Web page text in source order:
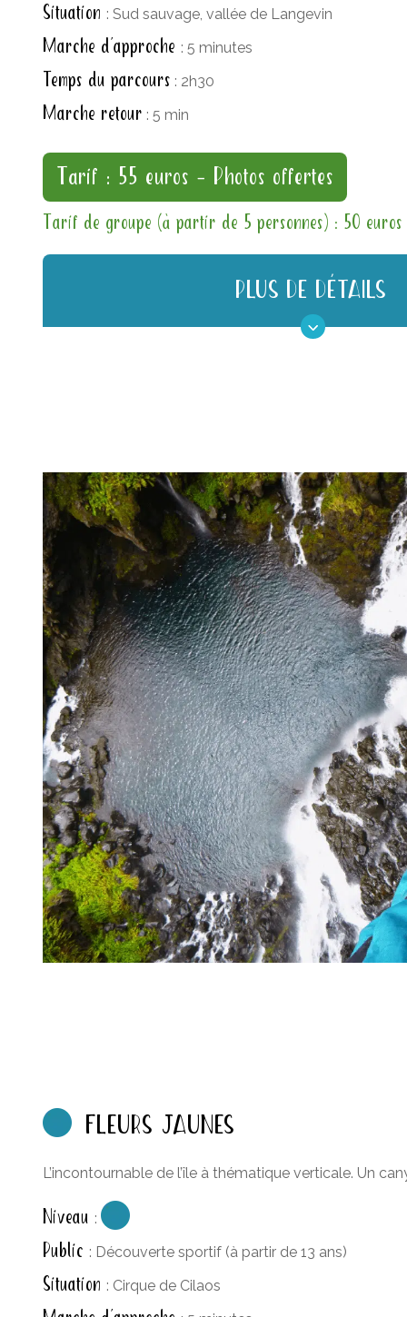
Situation : Sud sauvage, vallée de Langevin
Marche d’approche : 5 minutes
Temps du parcours : 2h30
Marche retour : 5 min
Tarif : 55 euros – Photos offertes
Tarif de groupe (à partir de 5 personnes) : 50
PLUS DE DÉTAILS
FLEURS JAUNES
L’incontournable de l’île à thématique verticale. Un
Niveau :
Public : Découverte sportif (à partir de 13 ans)
Situation : Cirque de Cilaos